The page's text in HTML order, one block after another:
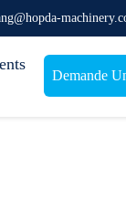
Demande